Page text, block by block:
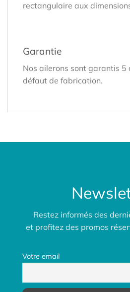
rectangulaire aux
Garantie
Nos ailerons sont garantis 5
défaut de fabrication.
Restez informés des
et profitez des promos
Votre email